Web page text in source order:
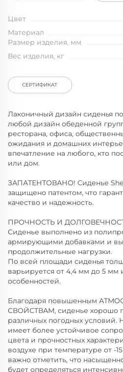
Цвет
Материал
Размер изделия, мм
Вес изделия, кг
СЕРТИФИКАТ
Лаконичный дизайн сиденья
любой дизайн обеденной
ресторана, офиса,
ожидания и домашних
впечатление на любого, кто
или дом.
ЗАПАТЕНТОВАНО! Сиденье
защищено патентом, что
качество и надежность.
ПРОЧНОСТЬ И
Сиденье выполнено из
армирующими добавками и
продолжительные нагрузки.
По всей площади сиденья
варьируется от 4,4 мм до 5 мм
особенностей.
Благодаря повышенным
СВОЙСТВАМ, сиденье хорошо
различных погодных условий.
имеет более устойчивое
цвета и прочностных
воздухе при температуре от -
важно отметить, что
будет определяться